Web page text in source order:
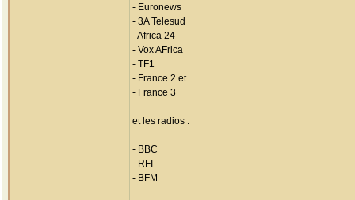
- Euronews
- 3A Telesud
- Africa 24
- Vox AFrica
- TF1
- France 2 et
- France 3
et les radios :
- BBC
- RFI
- BFM